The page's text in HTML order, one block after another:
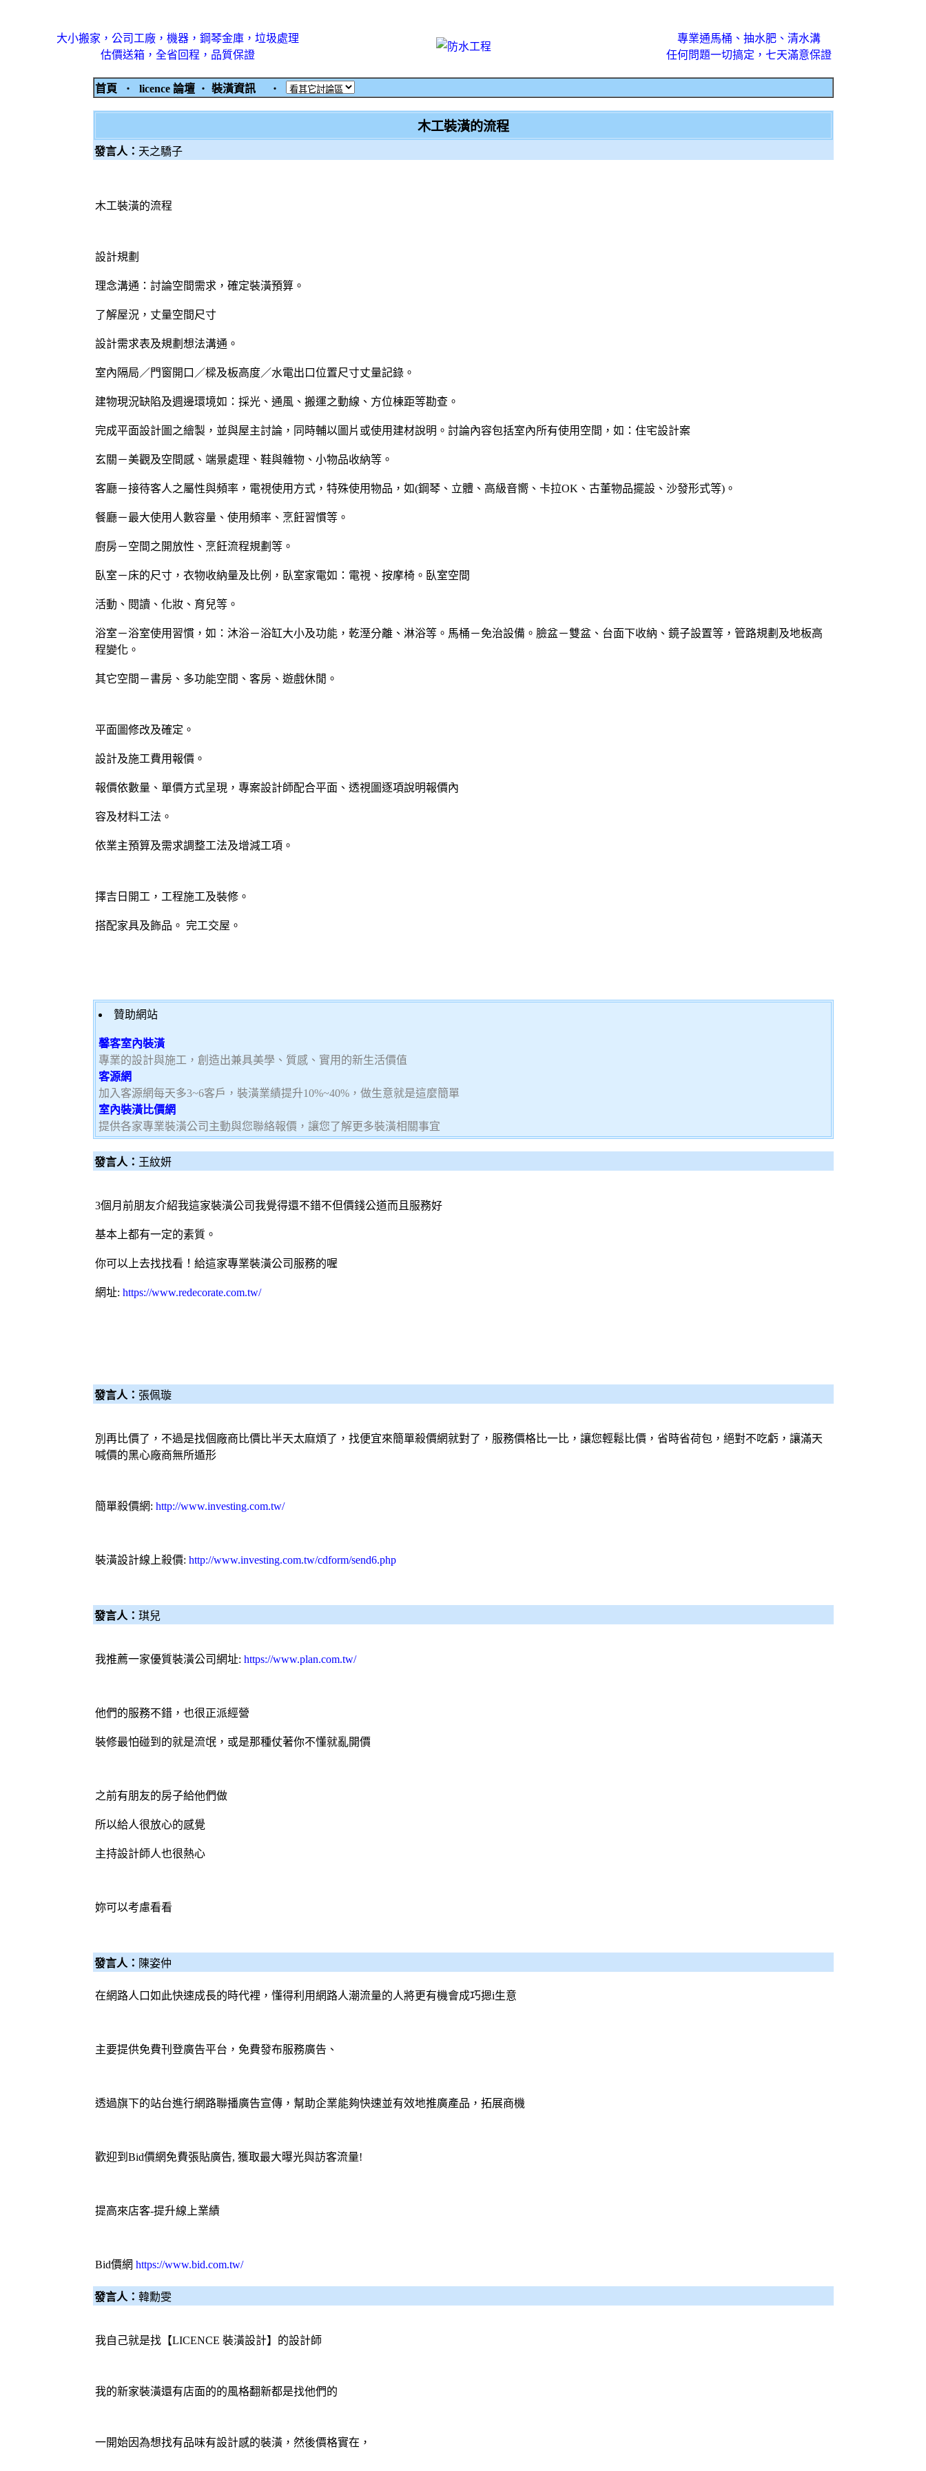
大小搬家，公司工廠，機器，鋼琴金庫，垃圾處理
估價送箱，全省回程，品質保證
專業通馬桶、抽水肥、清水溝
任何問題一切搞定，七天滿意保證
首頁 ‧ licence 論壇 ‧ 裝潢資訊 ‧
木工裝潢的流程
發言人： 天之驕子
木工裝潢的流程
設計規劃
理念溝通：討論空間需求，確定裝潢預算。
了解屋況，丈量空間尺寸
設計需求表及規劃想法溝通。
室內隔局／門窗開口／樑及板高度／水電出口位置尺寸丈量記錄。
建物現況缺陷及週邊環境如：採光、通風、搬運之動線、方位棟距等勘查。
完成平面設計圖之繪製，並與屋主討論，同時輔以圖片或使用建材說明。討論內容包括室內所有使用空間，如：住宅設計案
玄關－美觀及空間感、端景處理、鞋與雜物、小物品收納等。
客廳－接待客人之屬性與頻率，電視使用方式，特殊使用物品，如(鋼琴、立體、高級音嚮、卡拉OK、古董物品擺設、沙發形式等)。
餐廳－最大使用人數容量、使用頻率、烹飪習慣等。
廚房－空間之開放性、烹飪流程規劃等。
臥室－床的尺寸，衣物收納量及比例，臥室家電如：電視、按摩椅。臥室空間
活動、閱讀、化妝、育兒等。
浴室－浴室使用習慣，如：沐浴－浴缸大小及功能，乾溼分離、淋浴等。馬桶－免治設備。臉盆－雙盆、台面下收納、鏡子設置等，管路規劃及地板高
程變化。
其它空間－書房、多功能空間、客房、遊戲休閒。
平面圖修改及確定。
設計及施工費用報價。
報價依數量、單價方式呈現，專案設計師配合平面、透視圖逐項說明報價內
容及材料工法。
依業主預算及需求調整工法及增減工項。
擇吉日開工，工程施工及裝修。
搭配家具及飾品。 完工交屋。
贊助網站
馨客室內裝潢
專業的設計與施工，創造出兼具美學、質感、實用的新生活價值
客源網
加入客源網每天多3~6客戶，裝潢業績提升10%~40%，做生意就是這麼簡單
室內裝潢比價網
提供各家專業裝潢公司主動與您聯絡報價，讓您了解更多裝潢相關事宜
發言人： 王紋妍
3個月前朋友介紹我這家裝潢公司我覺得還不錯不但價錢公道而且服務好
基本上都有一定的素質。
你可以上去找找看！給這家專業裝潢公司服務的喔
網址: https://www.redecorate.com.tw/
發言人： 張佩璇
別再比價了，不過是找個廠商 比價 比半天太麻煩了，找便宜來簡單殺價網就對了，服務價格比一比，讓您輕鬆比價 ，省時省荷包，絕對不吃虧，讓滿天
喊價的黑心廠商無所遁形
簡單殺價網: http://www.investing.com.tw/
裝潢設計線上殺價: http://www.investing.com.tw/cdform/send6.php
發言人： 琪兒
我推薦一家優質裝潢公司網址: https://www.plan.com.tw/
他們的服務不錯，也很正派經營
裝修最怕碰到的就是流氓，或是那種仗著你不懂就亂開價
之前有朋友的房子給他們做
所以給人很放心的感覺
主持設計師人也很熱心
妳可以考慮看看
發言人： 陳姿仲
在網路人口如此快速成長的時代裡，懂得利用網路人潮流量的人將更有機會成巧摁i生意
主要提供免費刊登廣告平台，免費發布服務廣告、
透過旗下的站台進行網路聯播廣告宣傳，幫助企業能夠快速並有效地推廣產品，拓展商機
歡迎到 Bid價網免費張貼廣告, 獲取最大曝光與訪客流量!
提高來店客-提升線上業績
Bid價網 https://www.bid.com.tw/
發言人： 韓勳雯
我自己就是找【LICENCE 裝潢設計】的設計師
我的新家裝潢還有店面的的風格翻新都是找他們的
一開始因為想找有品味有設計感的裝潢，然後價格實在，